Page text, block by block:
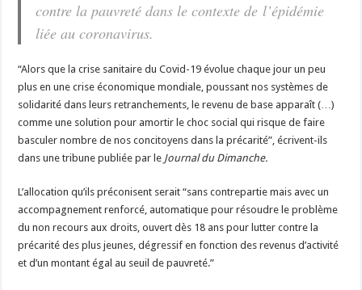
contre la pauvreté dans le contexte de l’épidémie
liée au coronavirus.
“Alors que la crise sanitaire du Covid-19 évolue chaque jour un peu
plus en une crise économique mondiale, poussant nos systèmes de
solidarité dans leurs retranchements, le revenu de base apparaît (…)
comme une solution pour amortir le choc social qui risque de faire
basculer nombre de nos concitoyens dans la précarité”, écrivent-ils
dans une tribune publiée par le Journal du Dimanche.
L’allocation qu’ils préconisent serait “sans contrepartie mais avec un
accompagnement renforcé, automatique pour résoudre le problème
du non recours aux droits, ouvert dès 18 ans pour lutter contre la
précarité des plus jeunes, dégressif en fonction des revenus d’activité
et d’un montant égal au seuil de pauvreté.”